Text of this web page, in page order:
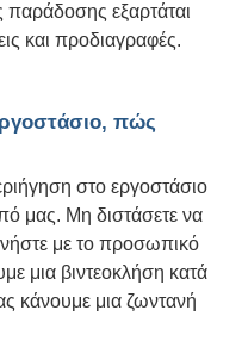
παράδοσης εξαρτάται
και προδιαγραφές.
πώς
στο εργοστάσιο
μας. Μη διστάσετε να
με το προσωπικό
μια βιντεοκλήση κατά
κάνουμε μια ζωντανή